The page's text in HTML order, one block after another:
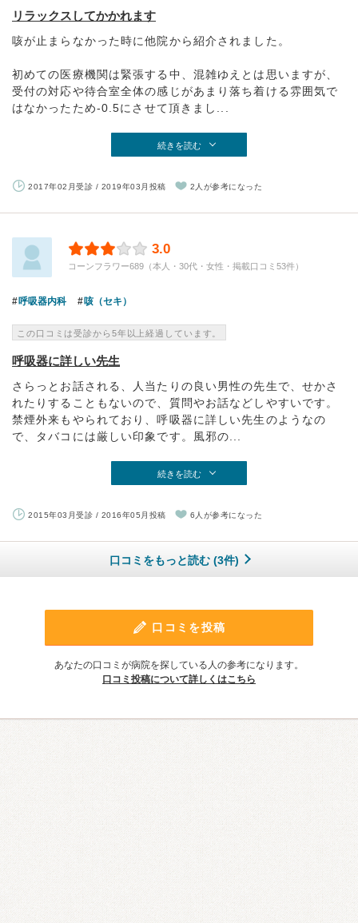
リラックスしてかかれます
咳が止まらなかった時に他院から紹介されました。
初めての医療機関は緊張する中、混雑ゆえとは思いますが、
受付の対応や待合室全体の感じがあまり落ち着ける雰囲気で
はなかったため-0.5にさせて頂きまし...
続きを読む
2017年02月受診 / 2019年03月投稿 2人が参考になった
3.0
コーンフラワー689（本人・30代・女性・掲載口コミ53件）
呼吸器内科 咳（セキ）
この口コミは受診から5年以上経過しています。
呼吸器に詳しい先生
さらっとお話される、人当たりの良い男性の先生で、せかさ
れたりすることもないので、質問やお話などしやすいです。
禁煙外来もやられており、呼吸器に詳しい先生のようなの
で、タバコには厳しい印象です。風邪の...
続きを読む
2015年03月受診 / 2016年05月投稿 6人が参考になった
口コミをもっと読む (3件)
口コミを投稿
あなたの口コミが病院を探している人の参考になります。
口コミ投稿について詳しくはこちら